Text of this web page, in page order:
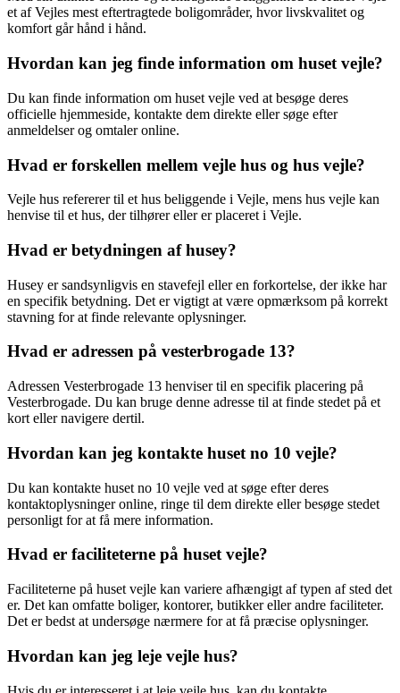
et af Vejles mest eftertragtede boligområder, hvor livskvalitet og
komfort går hånd i hånd.
Hvordan kan jeg finde information om huset vejle?
Du kan finde information om huset vejle ved at besøge deres
officielle hjemmeside, kontakte dem direkte eller søge efter
anmeldelser og omtaler online.
Hvad er forskellen mellem vejle hus og hus vejle?
Vejle hus refererer til et hus beliggende i Vejle, mens hus vejle kan
henvise til et hus, der tilhører eller er placeret i Vejle.
Hvad er betydningen af husey?
Husey er sandsynligvis en stavefejl eller en forkortelse, der ikke har
en specifik betydning. Det er vigtigt at være opmærksom på korrekt
stavning for at finde relevante oplysninger.
Hvad er adressen på vesterbrogade 13?
Adressen Vesterbrogade 13 henviser til en specifik placering på
Vesterbrogade. Du kan bruge denne adresse til at finde stedet på et
kort eller navigere dertil.
Hvordan kan jeg kontakte huset no 10 vejle?
Du kan kontakte huset no 10 vejle ved at søge efter deres
kontaktoplysninger online, ringe til dem direkte eller besøge stedet
personligt for at få mere information.
Hvad er faciliteterne på huset vejle?
Faciliteterne på huset vejle kan variere afhængigt af typen af sted det
er. Det kan omfatte boliger, kontorer, butikker eller andre faciliteter.
Det er bedst at undersøge nærmere for at få præcise oplysninger.
Hvordan kan jeg leje vejle hus?